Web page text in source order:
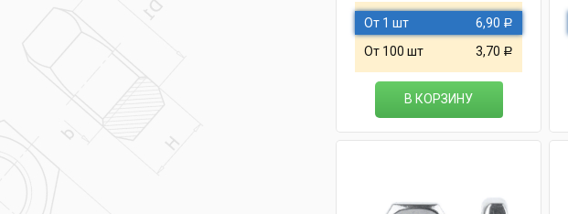
От 1 шт 6,90 Р
От 100 шт 3,70 Р
В КОРЗИНУ